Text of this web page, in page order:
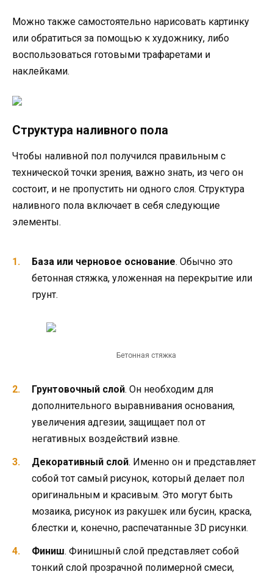
Можно также самостоятельно нарисовать картинку
или обратиться за помощью к художнику, либо
воспользоваться готовыми трафаретами и
наклейками.
Структура наливного пола
Чтобы наливной пол получился правильным с
технической точки зрения, важно знать, из чего он
состоит, и не пропустить ни одного слоя. Структура
наливного пола включает в себя следующие
элементы.
База или черновое основание. Обычно это
бетонная стяжка, уложенная на перекрытие или
грунт.
Бетонная стяжка
Грунтовочный слой. Он необходим для
дополнительного выравнивания основания,
увеличения адгезии, защищает пол от
негативных воздействий извне.
Декоративный слой. Именно он и представляет
собой тот самый рисунок, который делает пол
оригинальным и красивым. Это могут быть
мозаика, рисунок из ракушек или бусин, краска,
блестки и, конечно, распечатанные 3D рисунки.
Финиш. Финишный слой представляет собой
тонкий слой прозрачной полимерной смеси,